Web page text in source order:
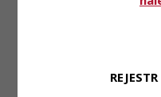
https://